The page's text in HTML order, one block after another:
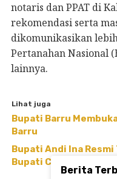
notaris dan PPAT di
rekomendasi serta
dikomunikasikan
Pertanahan Nasional
lainnya.
Lihat juga
Bupati Barru
Barru
Bupati Andi Ina
Bupati Cup 2026
Berita